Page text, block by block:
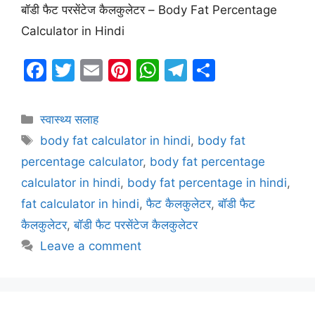
बॉडी फैट परसेंटेज कैलकुलेटर – Body Fat Percentage
Calculator in Hindi
F
c
e
b
o
o
k
T
itt
er
E
l
Pi
e
st
W
s
A
p
p
T
gr
a
m
e
Categories
स्वास्थ्य सलाह
Tags
body fat calculator in hindi, body fat
percentage calculator, body fat percentage
calculator in hindi, body fat percentage in hindi,
fat calculator in hindi,फैट कैलकुलेटर,बॉडी फैट
कैलकुलेटर,बॉडी फैट परसेंटेज कैलकुलेटर
Leave a comment